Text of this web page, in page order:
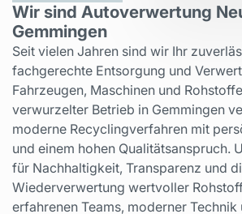
Wir sind Autoverwertung
Gemmingen
Seit vielen Jahren sind wir Ihr
fachgerechte Entsorgung und
Fahrzeugen, Maschinen und
verwurzelter Betrieb in Gemmingen
moderne Recyclingverfahren mit
und einem hohen Qualitätsanspruch.
für Nachhaltigkeit, Transparenz und
Wiederverwertung wertvoller
erfahrenen Teams, moderner Technik